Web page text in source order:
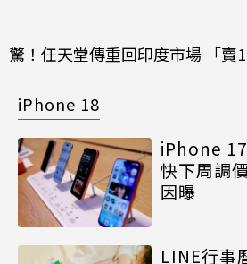
驚！任天堂傳重回印度市場 「賣
iPhone 18
iPhone
快下周調
因曝
LINE行事